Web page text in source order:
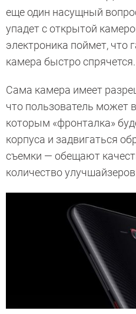
еще один насущный
упадет с открытой
электроника поймет, что
камера быстро спрячется.
Сама камера имеет
что пользователь может
которым «фронталка»
корпуса и задвигаться
съемки — обещают
количество